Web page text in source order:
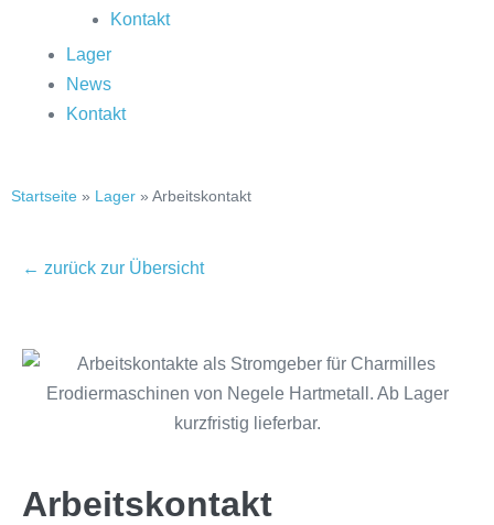
Kontakt
Lager
News
Kontakt
Startseite » Lager » Arbeitskontakt
← zurück zur Übersicht
Arbeitskontakt